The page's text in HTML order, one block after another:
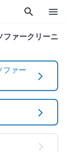
search menu
ファークリーニ
ファー